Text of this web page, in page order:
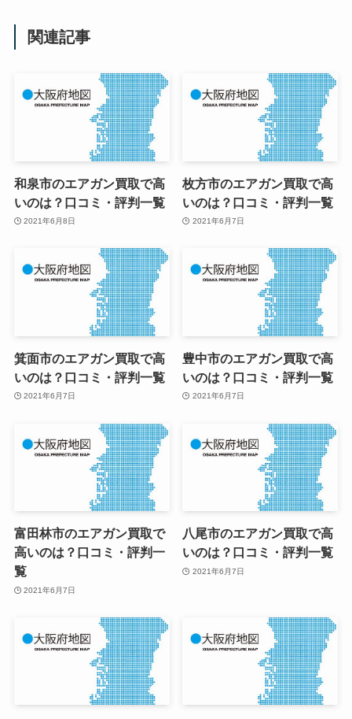
関連記事
和泉市のエアガン買取で高
いのは？口コミ・評判一覧
2021年6月8日
枚方市のエアガン買取で高
いのは？口コミ・評判一覧
2021年6月7日
箕面市のエアガン買取で高
いのは？口コミ・評判一覧
2021年6月7日
豊中市のエアガン買取で高
いのは？口コミ・評判一覧
2021年6月7日
富田林市のエアガン買取で
高いのは？口コミ・評判一
覧
2021年6月7日
八尾市のエアガン買取で高
いのは？口コミ・評判一覧
2021年6月7日